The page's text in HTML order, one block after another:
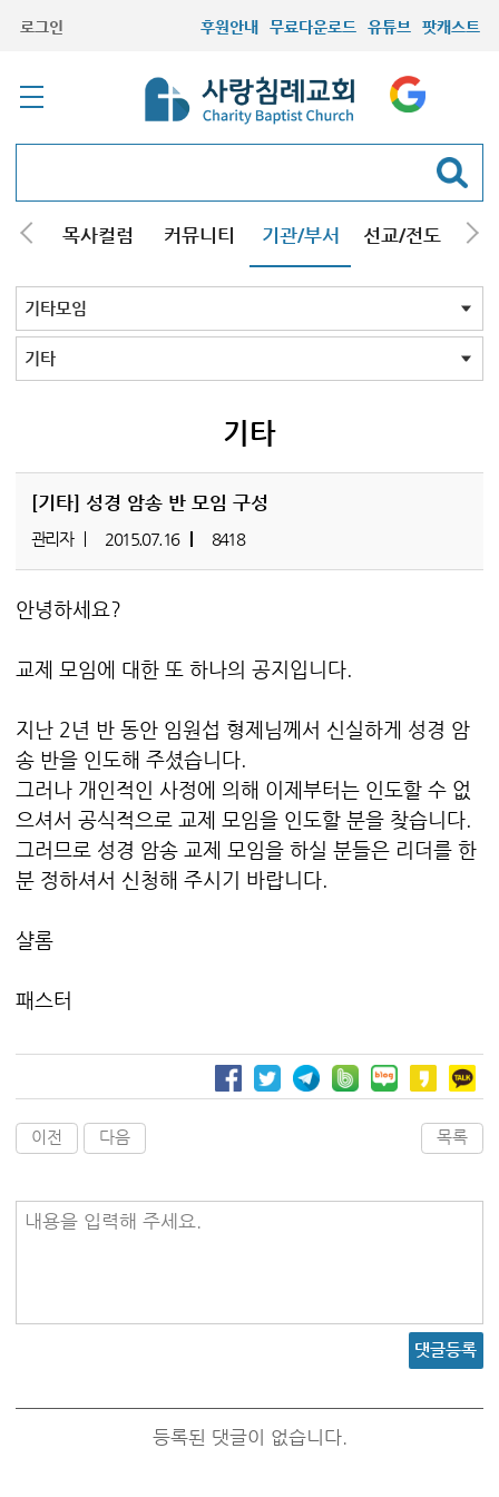
로그인 후원안내 무료다운로드 유튜브 팟캐스트
해 목사컬럼 커뮤니티 기관/부서 선교/전도 질
교회학교
청년부
청장년부
형제모임
자매모임
기타모임
어르신모임
영재과학반
신학원
기타모임 전체
시흥/안산/광명지역
콰이어
축구
등산
영어찬송
기타
기타
[기타] 성경 암송 반 모임 구성
관리자 2015.07.16 8418
안녕하세요?
교제 모임에 대한 또 하나의 공지입니다.
지난 2년 반 동안 임원섭 형제님께서 신실하게 성경 암
송 반을 인도해 주셨습니다.
그러나 개인적인 사정에 의해 이제부터는 인도할 수 없
으셔서 공식적으로 교제 모임을 인도할 분을 찾습니다.
그러므로 성경 암송 교제 모임을 하실 분들은 리더를 한
분 정하셔서 신청해 주시기 바랍니다.
샬롬
패스터
이전 다음 목록
내용을 입력해 주세요.
댓글등록
등록된 댓글이 없습니다.